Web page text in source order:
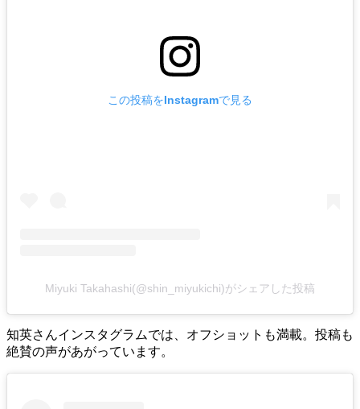
この投稿をInstagramで見る
Miyuki Takahashi(@shin_miyukichi)がシェアした投稿
知英さんインスタグラムでは、オフショットも満載。投稿も
絶賛の声があがっています。